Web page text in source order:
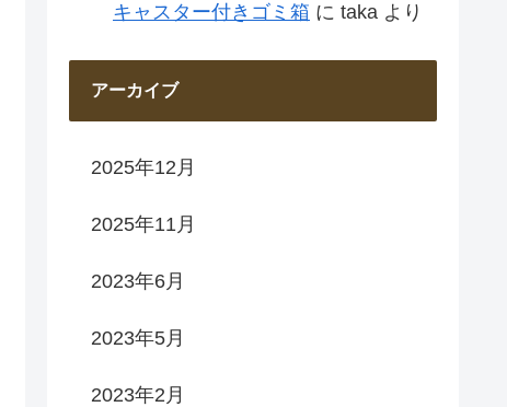
キャスター付きゴミ箱 に taka より
アーカイブ
2025年12月
2025年11月
2023年6月
2023年5月
2023年2月